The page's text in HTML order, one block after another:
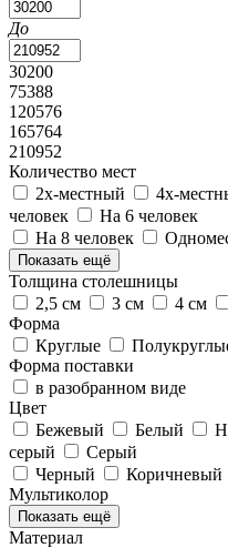
До
30200
75388
120576
165764
210952
Количество мест
2х-местный
4х-
человек
На 6 человек
На 8 человек
Показать ещё
Толщина столешницы
2,5 см
3 см 4 см
Форма
Круглые
Форма поставки
в разобранном виде
Цвет
Бежевый
Белый
серый
Серый
Черный
Коричневый
Мультиколор
Показать ещё
Материал